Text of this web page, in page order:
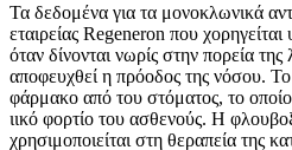
Τα δεδομένα για τα μονοκλωνικά
εταιρείας Regeneron που
όταν δίνονται νωρίς στην πορεία
αποφευχθεί η πρόοδος της νόσου.
φάρμακο από του στόματος, το
ιικό φορτίο του ασθενούς. Η
χρησιμοποιείται στη θεραπεία της